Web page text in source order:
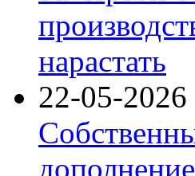
нарастать
22-05-2026